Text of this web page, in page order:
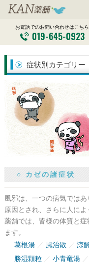
お電話でのお問い合わせはこちら
019-645-0923
症状別カテゴリー
○ カゼの諸症状
風邪は、一つの病気では
原因とされ、さらに人に
薬舗では、皆様の体質と
ます。
葛根湯
風治散 涼
勝湿顆粒
小青竜湯